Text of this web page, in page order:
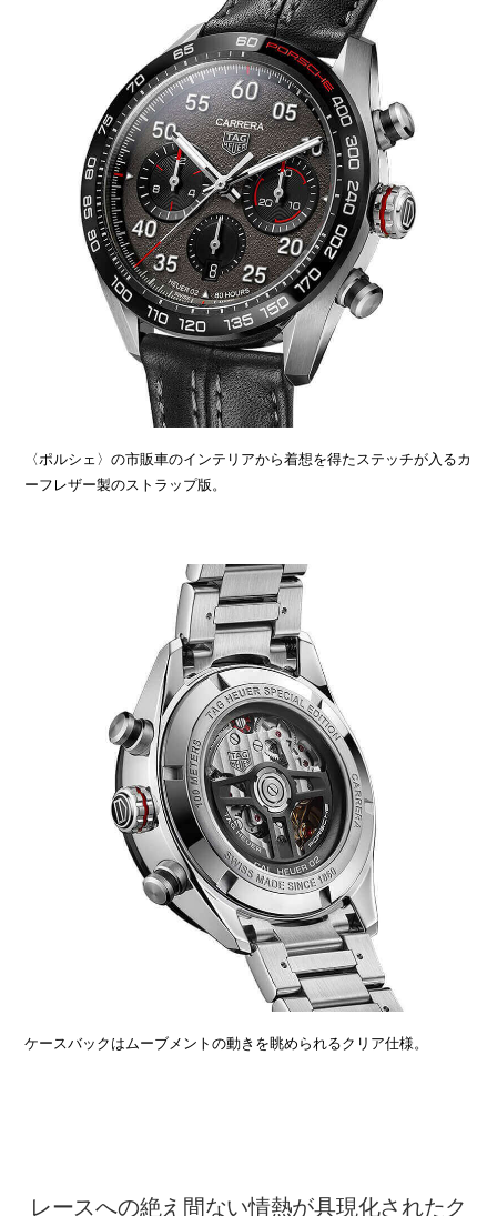
〈ポルシェ〉の市販車のインテリアから着想を得たステッチが入るカ
ーフレザー製のストラップ版。
ケースバックはムーブメントの動きを眺められるクリア仕様。
レースへの絶え間ない情熱が具現化されたク